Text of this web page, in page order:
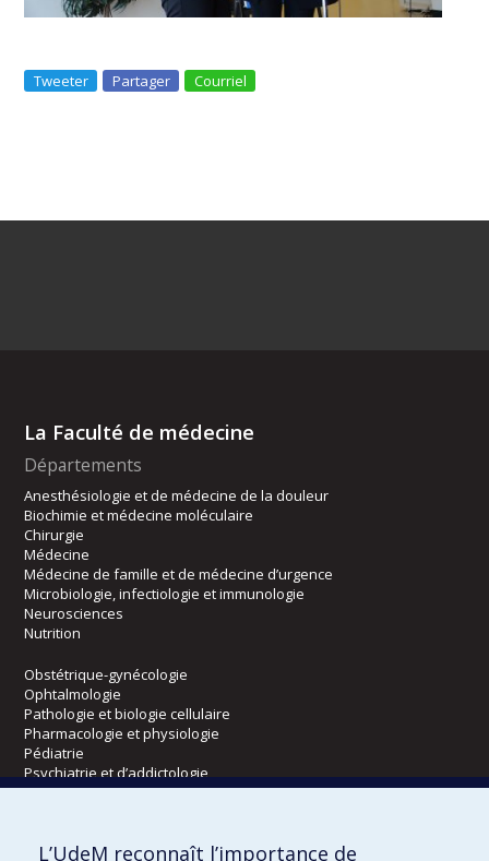
Tweeter Partager Courriel
La Faculté de médecine
Départements
Anesthésiologie et de médecine de la douleur
Biochimie et médecine moléculaire
Chirurgie
Médecine
Médecine de famille et de médecine d’urgence
Microbiologie, infectiologie et immunologie
Neurosciences
Nutrition
Obstétrique-gynécologie
Ophtalmologie
Pathologie et biologie cellulaire
Pharmacologie et physiologie
Pédiatrie
Psychiatrie et d’addictologie
Radiologie, radio-oncologie et médecine nucléaire
L’UdeM reconnaît l’importance de